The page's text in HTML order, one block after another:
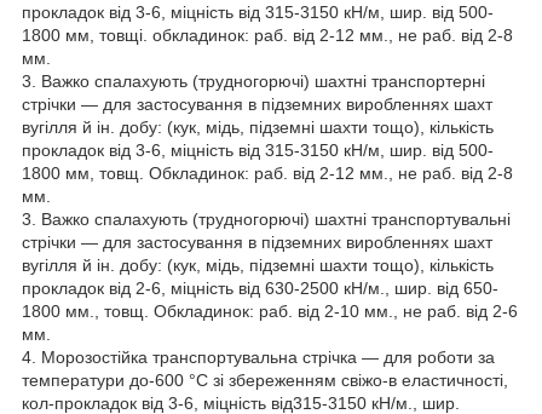
прокладок від 3-6, міцність від 315-3150 кН/м, шир. від 500-
1800 мм, товщі. обкладинок: раб. від 2-12 мм., не раб. від 2-8
мм.
3. Важко спалахують (трудногорючі) шахтні транспортерні
стрічки — для застосування в підземних виробленнях шахт
вугілля й ін. добу: (кук, мідь, підземні шахти тощо), кількість
прокладок від 3-6, міцність від 315-3150 кН/м, шир. від 500-
1800 мм, товщ. Обкладинок: раб. від 2-12 мм., не раб. від 2-8
мм.
3. Важко спалахують (трудногорючі) шахтні транспортувальні
стрічки — для застосування в підземних виробленнях шахт
вугілля й ін. добу: (кук, мідь, підземні шахти тощо), кількість
прокладок від 2-6, міцність від 630-2500 кН/м., шир. від 650-
1800 мм., товщ. Обкладинок: раб. від 2-10 мм., не раб. від 2-6
мм.
4. Морозостійка транспортувальна стрічка — для роботи за
температури до-600 °C зі збереженням свіжо-в еластичності,
кол-прокладок від 3-6, міцність від315-3150 кН/м., шир.